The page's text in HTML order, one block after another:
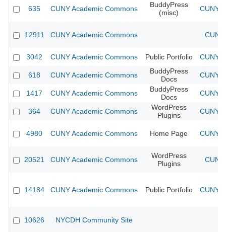
635 CUNY Academic Commons
BuddyPress
(misc)
CUNY
12911 CUNY Academic Commons
3042 CUNY Academic Commons Public Portfolio CUNY
618 CUNY Academic Commons
BuddyPress
Docs
CUNY
1417 CUNY Academic Commons
BuddyPress
Docs
CUNY
364 CUNY Academic Commons
WordPress
Plugins
CUNY
4980 CUNY Academic Commons Home Page CUNY
20521 CUNY Academic Commons
WordPress
Plugins
14184 CUNY Academic Commons Public Portfolio CUNY
10626 NYCDH Community Site